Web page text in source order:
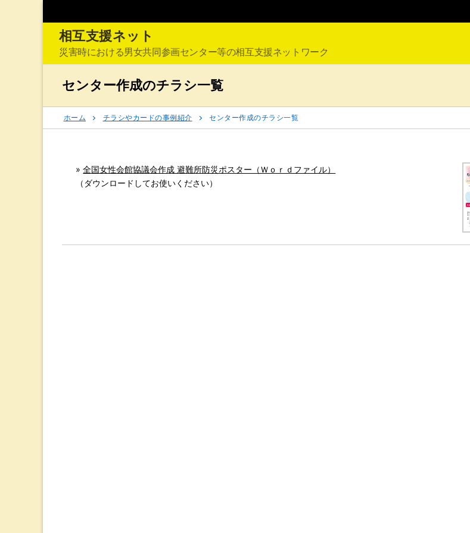
ン
ツ
キ
ッ
相互支援ネット
災害時における男女共同参画センター等の相互支援ネットワーク
センター作成のチラシ一覧
ホーム チラシやカードの事例紹介 センター作成のチラシ一覧
»全国女性会館協議会作成 避難所防災ポスター（Ｗｏｒｄファイル）
（ダウンロードしてお使いください）